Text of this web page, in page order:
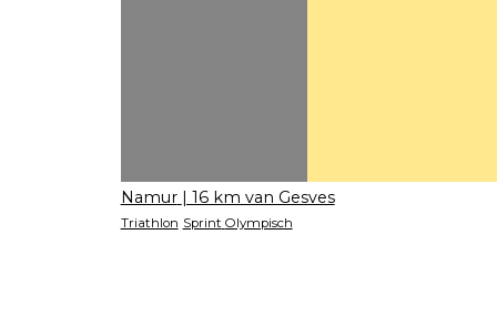
Namur | 16 km van Gesves
Triathlon Sprint Olympisch